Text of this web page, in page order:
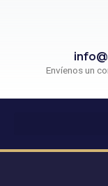
Envíenos un